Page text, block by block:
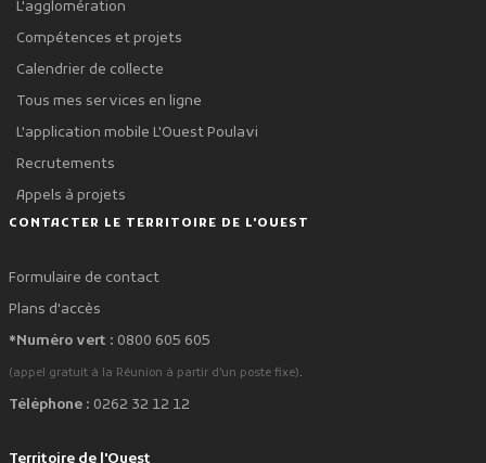
L'agglomération
Compétences et projets
Calendrier de collecte
Tous mes services en ligne
L'application mobile L'Ouest Poulavi
Recrutements
Appels à projets
CONTACTER LE TERRITOIRE DE L'OUEST
Formulaire de contact
Plans d'accès
*Numéro vert : 0800 605 605
(appel gratuit à la Réunion à partir d'un poste fixe).
Téléphone : 0262 32 12 12
Territoire de l'Ouest